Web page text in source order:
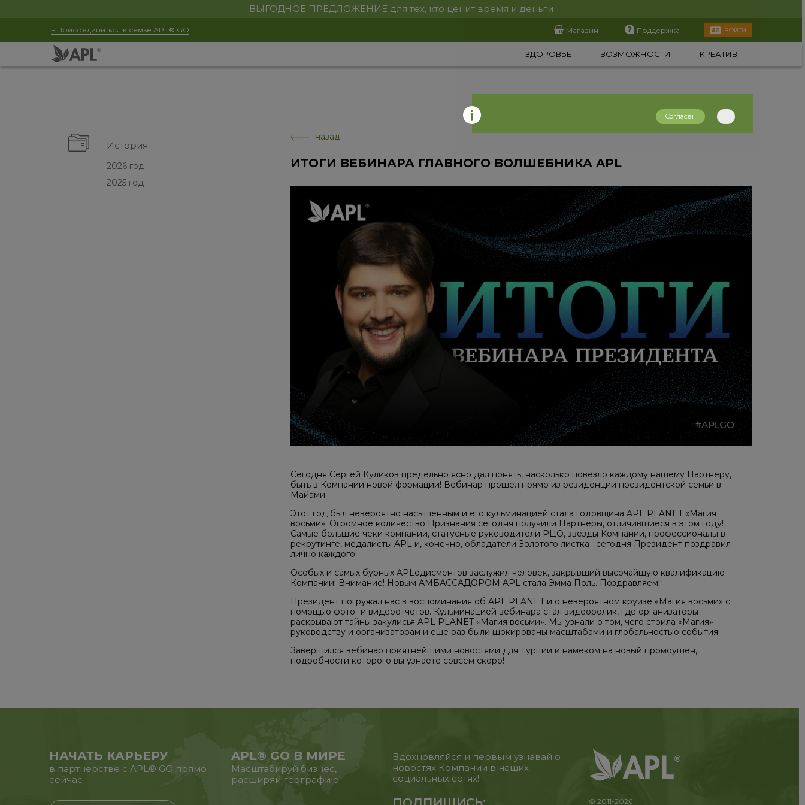
ВЫГОДНОЕ ПРЕДЛОЖЕНИЕ для тех, кто ценит время и деньги
+ Присоединиться к семье APL® GO Магазин Поддержка ВОЙТИ
ЗДОРОВЬЕ ВОЗМОЖНОСТИ КРЕАТИВ
История
2026 год
2025 год
назад
ИТОГИ ВЕБИНАРА ГЛАВНОГО ВОЛШЕБНИКА APL
Сегодня Сергей Куликов предельно ясно дал понять, насколько повезло каждому нашему Партнеру,
быть в Компании новой формации! Вебинар прошел прямо из резиденции президентской семьи в
Майами.
Этот год был невероятно насыщенным и его кульминацией стала годовщина APL PLANET «Магия
восьми». Огромное количество Признания сегодня получили Партнеры, отличившиеся в этом году!
Самые большие чеки компании, статусные руководители РЦО, звезды Компании, профессионалы в
рекрутинге, медалисты APL и, конечно, обладатели Золотого листка– сегодня Президент поздравил
лично каждого!
Особых и самых бурных APLодисментов заслужил человек, закрывший высочайшую квалификацию
Компании! Внимание! Новым АМБАССАДОРОМ APL стала Эмма Поль. Поздравляем!!
Президент погружал нас в воспоминания об APL PLANET и о невероятном круизе «Магия восьми» с
помощью фото- и видеоотчетов. Кульминацией вебинара стал видеоролик, где организаторы
раскрывают тайны закулисья APL PLANET «Магия восьми». Мы узнали о том, чего стоила «Магия»
руководству и организаторам и еще раз были шокированы масштабами и глобальностью события.
Завершился вебинар приятнейшими новостями для Турции и намеком на новый промоушен,
подробности которого вы узнаете совсем скоро!
НАЧАТЬ КАРЬЕРУ
в партнерстве с APL® GO прямо
сейчас
APL® GO В МИРЕ
Масштабируй бизнес,
расширяй географию.
Вдохновляйся и первым узнавай о
новостях Компании в наших
социальных сетях!
© 2011-2026
Согласен